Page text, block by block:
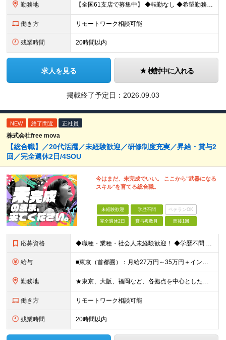
勤務地 【全国61支店で募集中】 ◆転勤なし ◆希望勤務地を選べる ◆U・Iターンも歓迎です ----- 契約期間中は転勤がありません。 お住まいの地域でキャリアを築くことができます！ ----- ■北海道／
働き方 リモートワーク相談可能
残業時間 20時間以内
求人を見る 検討中に入れる
掲載終了予定日： 2026.09.03
NEW 終了間近 正社員
株式会社free mova
【総合職】／20代活躍／未経験歓迎／研修制度充実／昇給・賞与2
回／完全週休2日/4SOU
今はまだ、未完成でいい。 ここから"武器になる
スキル"を育てる総合職。
未経験歓迎 学歴不問 ベテランOK
完全週休2日 賞与複数月 面接1回
応募資格 ◆職種・業種・社会人未経験歓迎！ ◆学歴不問 ◆34歳以下の方 ※若年層の長期キャリア形成のため ◎メンバーの99％が未経験入社 ◎人柄・ポテンシャル重視採用 ◎早期から活躍したい方大歓迎 経験や
給与 ■東京（首都圏）：月給27万円～35万円＋インセンティブ ■大阪：月給25万円～35万円＋インセンティブ ■その他地方：月給23万円～35万円＋インセンティブ ※上記の額には下記の固定残業代を含みま
勤務地 ★東京、大阪、福岡など、各拠点を中心とした全国採用 ★仙台、名古屋で積極採用中 ★希望に沿わない転勤なし ★U・Iターン歓迎 ■東京本社 東京都渋谷区道玄坂2-25-12 道玄坂通3階3-1a ■
働き方 リモートワーク相談可能
残業時間 20時間以内